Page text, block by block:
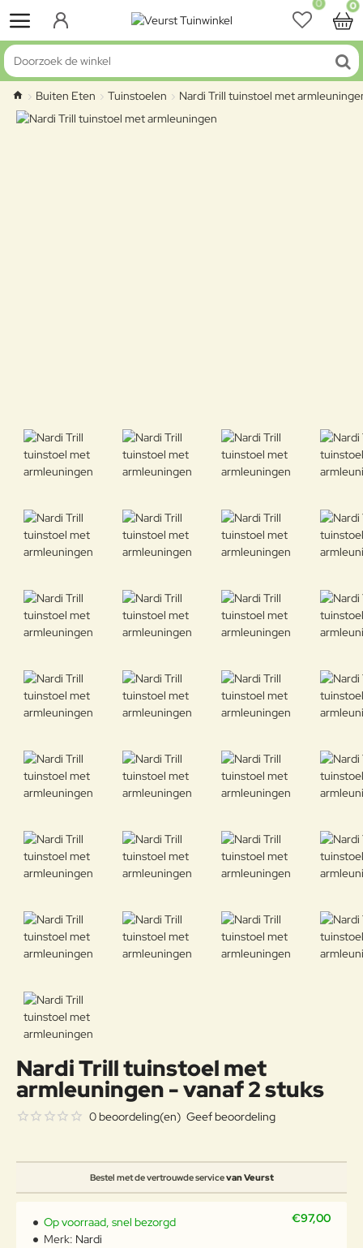
0 0
Doorzoek de winkel
home
Buiten Eten Tuinstoelen Nardi Trill tuinstoel met
Nardi Trill tuinstoel met
armleuningen - vanaf 2 stuks
Bestel met de vertrouwde servicevan Veurst
0 beoordeling(en) Geef beoordeling
€97,00
Op voorraad, snel bezorgd
Merk: Nardi